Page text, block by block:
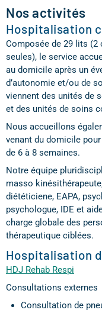
Nos activités
Hospitalisation
Composée de 29 lits (2
seules), le service
au domicile après un
d’autonomie et/ou de
viennent des unités de
et des unités de soins
Nous accueillons
venant du domicile
de 6 à 8 semaines.
Notre équipe
masso
diététiciene, EAPA,
psychologue, IDE et
charge globale des
thérapeutique ciblées.
Hospitalisation
HDJ Rehab Respi
Consultations externes
Consultation de